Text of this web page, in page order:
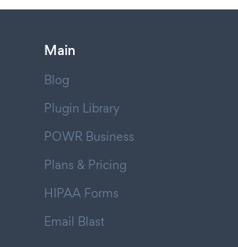
Main
Blog
Plugin Library
POWR Business
Plans & Pricing
HIPAA Forms
Email Blast